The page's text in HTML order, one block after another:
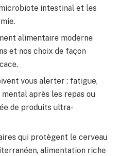
intestinal et les
alimentaire moderne
et nos choix de façon
vous alerter : fatigue,
après les repas ou
de produits ultra-
qui protègent le cerveau
alimentation riche